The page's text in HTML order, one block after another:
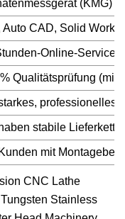
(KMG) /
Auto CAD, Solid
Online-Service
Qualitätsprüfung (mit
professionelles
stabile
mit